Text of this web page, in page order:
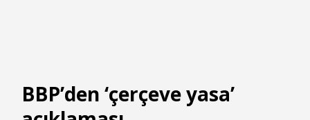
BBP’den ‘çerçeve yasa’